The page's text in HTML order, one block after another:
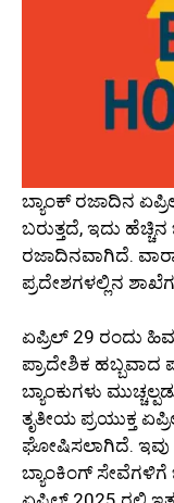
ಬ್ಯಾಂಕ್ ರಜಾದಿನ
ಬರುತ್ತದೆ, ಇದು
ರಜಾದಿನವಾಗಿದೆ.
ಪ್ರದೇಶಗಳಲ್ಲಿನ
ಏಪ್ರಿಲ್ 29 ರಂದು
ಪ್ರಾದೇಶಿಕ
ಬ್ಯಾಂಕುಗಳು
ತೃತೀಯ ಪ್ರಯುಕ್ತ
ಘೋಷಿಸಲಾಗಿದೆ. ಇವು
ಬ್ಯಾಂಕಿಂಗ್